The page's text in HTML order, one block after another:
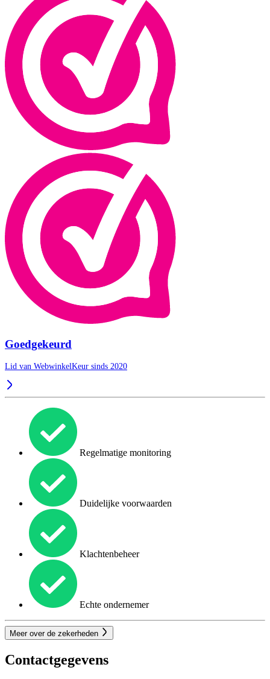
Goedgekeurd
Lid van WebwinkelKeur sinds 2020
Regelmatige monitoring
Duidelijke voorwaarden
Klachtenbeheer
Echte ondernemer
Meer over de zekerheden
Contactgegevens